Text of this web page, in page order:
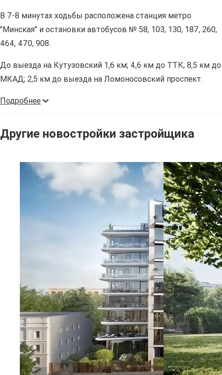
В 7-8 минутах ходьбы расположена станция метро
"Минская" и остановки автобусов № 58, 103, 130, 187, 260,
464, 470, 908.
До выезда на Кутузовский 1,6 км; 4,6 км до ТТК; 8,5 км до
МКАД; 2,5 км до выезда на Ломоносовский проспект.
Подробнее
Другие новостройки застройщика